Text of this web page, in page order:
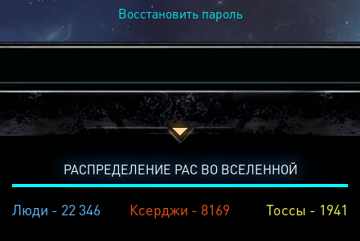
Восстановить пароль
РАСПРЕДЕЛЕНИЕ РАС ВО ВСЕЛЕННОЙ
Люди - 22 346 Ксерджи - 8169 Тоссы - 1941